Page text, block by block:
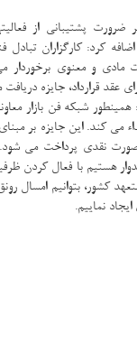
ضرورت پشتیبانی از
کرد: کارگزاران تبادل
و معنوی برخوردار
عقد قرارداد، جایزه
همینطور شبکه فن بازار
می کند. این جایزه بر مبنای
هستیم با فعال کردن
کشور، بتوانیم
نماییم.